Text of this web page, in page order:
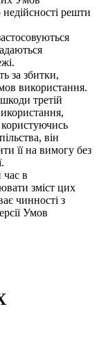
решти
за збитки,
використання.
третій
він
її на вимогу без
час в
зміст цих
чинності з
Умов